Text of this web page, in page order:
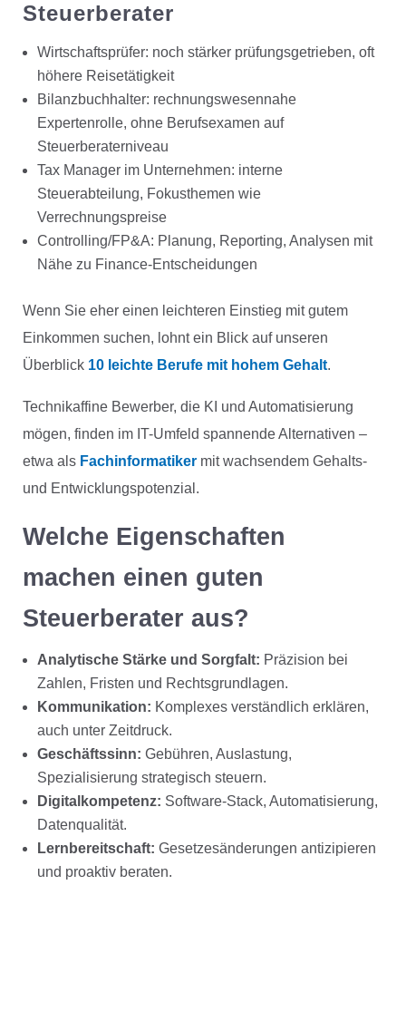
Steuerberater
Wirtschaftsprüfer: noch stärker prüfungsgetrieben, oft
höhere Reisetätigkeit
Bilanzbuchhalter: rechnungswesennahe
Expertenrolle, ohne Berufsexamen auf
Steuerberaterniveau
Tax Manager im Unternehmen: interne
Steuerabteilung, Fokusthemen wie
Verrechnungspreise
Controlling/FP&A: Planung, Reporting, Analysen mit
Nähe zu Finance-Entscheidungen
Wenn Sie eher einen leichteren Einstieg mit gutem
Einkommen suchen, lohnt ein Blick auf unseren
Überblick 10 leichte Berufe mit hohem Gehalt.
Technikaffine Bewerber, die KI und Automatisierung
mögen, finden im IT-Umfeld spannende Alternativen –
etwa als Fachinformatikermit wachsendem Gehalts-
und Entwicklungspotenzial.
Welche Eigenschaften
machen einen guten
Steuerberater aus?
Analytische Stärke und Sorgfalt: Präzision bei
Zahlen, Fristen und Rechtsgrundlagen.
Kommunikation: Komplexes verständlich erklären,
auch unter Zeitdruck.
Geschäftssinn: Gebühren, Auslastung,
Spezialisierung strategisch steuern.
Digitalkompetenz: Software-Stack, Automatisierung,
Datenqualität.
Lernbereitschaft: Gesetzesänderungen antizipieren
und proaktiv beraten.